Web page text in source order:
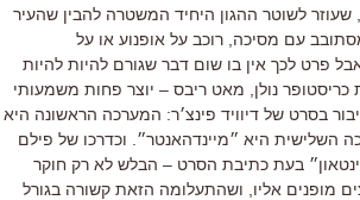
שעוזר לשוטר ההגון היחיד המשטרה להבין שהעיר
עם מסיכה רוכב על אופנוע או על
פרט לכך אין בו שום דבר שגורם להיות להיות
נולן מאט ריבס – יוצר פחות משמעותי
בסרט של דיוויד פינצ׳ר: המערכה הראשונה היא
השלישית היא ״מיינדהאנטר״
וכדרכו של פילם
בעת כתיבת הסרט – הבלש לא רק חוקר
מופנים אליו
ושהתעלומה הזאת קשורה בגורל